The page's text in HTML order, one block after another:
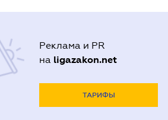
Реклама и PR
на ligazakon.net
ТАРИФЫ